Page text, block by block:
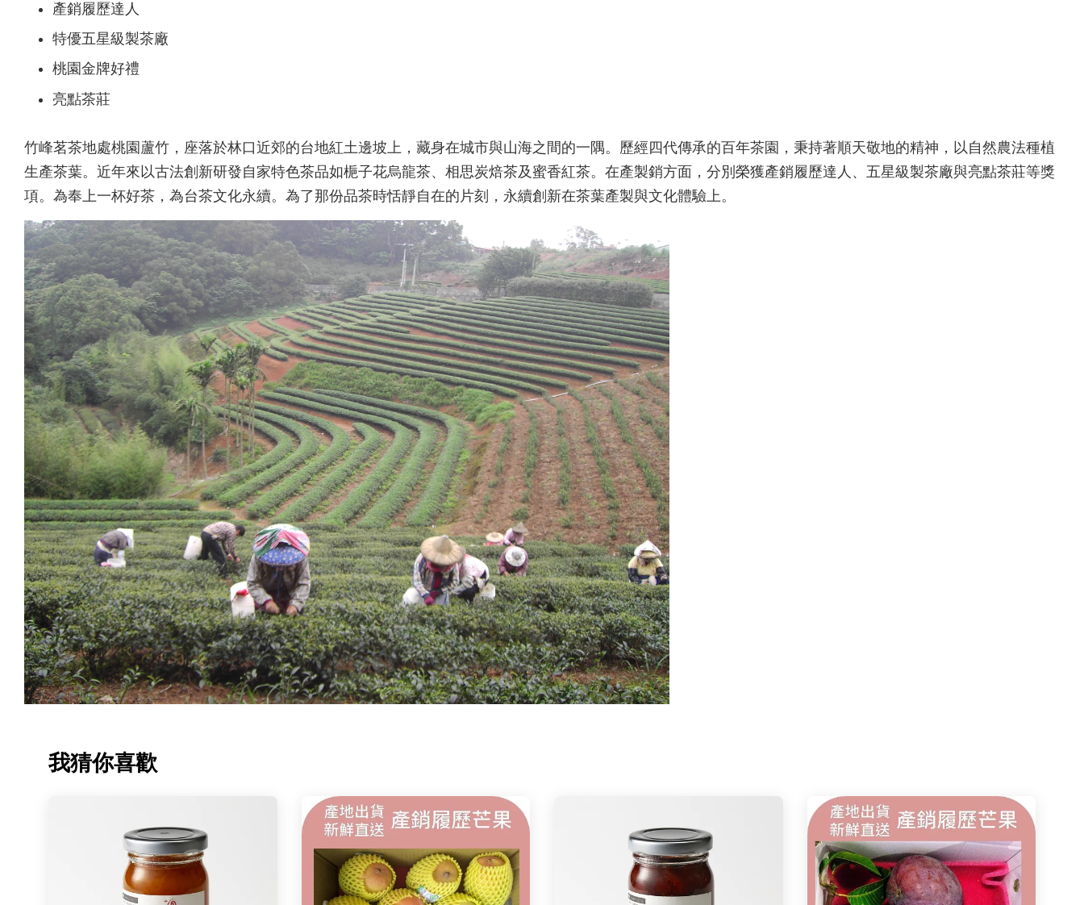
產銷履歷達人
特優五星級製茶廠
桃園金牌好禮
亮點茶莊
竹峰茗茶地處桃園蘆竹，座落於林口近郊的台地紅土邊坡上，藏身在城市與山海之間的一隅。歷經四代傳承的百年茶園，秉持著順天敬地的精神，以自然農法種植
生產茶葉。近年來以古法創新研發自家特色茶品如梔子花烏龍茶、相思炭焙茶及蜜香紅茶。在產製銷方面，分別榮獲產銷履歷達人、五星級製茶廠與亮點茶莊等獎
項。為奉上一杯好茶，為台茶文化永續。為了那份品茶時恬靜自在的片刻，永續創新在茶葉產製與文化體驗上。
我猜你喜歡